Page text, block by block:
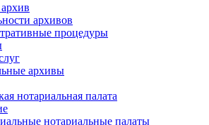
архивов
процедуры
архивы
нотариальная палата
нотариальные палаты